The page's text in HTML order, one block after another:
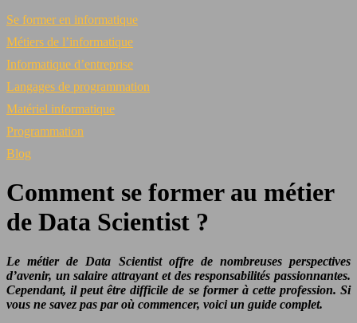
Se former en informatique
Métiers de l’informatique
Informatique d’entreprise
Langages de programmation
Matériel informatique
Programmation
Blog
Comment se former au métier
de Data Scientist ?
Le métier de Data Scientist offre de nombreuses perspectives
d’avenir, un salaire attrayant et des responsabilités passionnantes.
Cependant, il peut être difficile de se former à cette profession. Si
vous ne savez pas par où commencer, voici un guide complet.